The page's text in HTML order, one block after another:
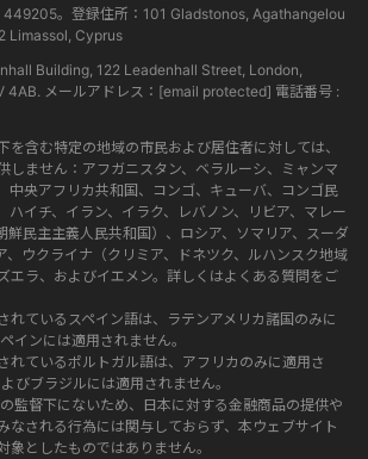
449205。登録住所：101 Gladstonos, Agathangelou
Limassol, Cyprus
Building, 122 Leadenhall Street, London,
メールアドレス： [email protected] 電話番号 :
を含む特定の地域の市民および居住者に対しては、
しません：アフガニスタン、ベラルーシ、ミャンマ
中央アフリカ共和国、コンゴ、キューバ、コンゴ民
ハイチ、イラン、イラク、レバノン、リビア、マレー
鮮民主主義人民共和国）、ロシア、ソマリア、スーダ
、ウクライナ（クリミア、ドネツク、ルハンスク地域
エラ、およびイエメン。詳しくはよくある質問をご
れているスペイン語は、ラテンアメリカ諸国のみに
インには適用されません。
れているポルトガル語は、アフリカのみに適用さ
びブラジルには適用されません。
監督下にないため、日本に対する金融商品の提供や
なされる行為には関与しておらず、本ウェブサイト
象としたものではありません。